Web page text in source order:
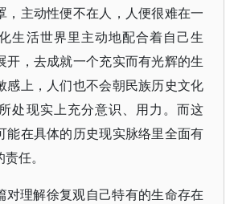
，主动性便不在人，人便很难在一
生活世界里主动地配合着自己生
开，去成就一个充实而有光辉的生
感上，人们也不会朝民族历史文化
处现实上充分意识、用力。而这
能在具体的历史现实脉络里全面有
任。
对理解徐复观自己特有的生命存在